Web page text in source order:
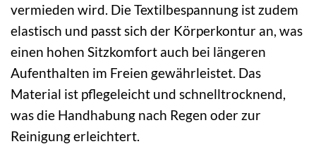
vermieden wird. Die Textilbespannung ist zudem
elastisch und passt sich der Körperkontur an, was
einen hohen Sitzkomfort auch bei längeren
Aufenthalten im Freien gewährleistet. Das
Material ist pflegeleicht und schnelltrocknend,
was die Handhabung nach Regen oder zur
Reinigung erleichtert.